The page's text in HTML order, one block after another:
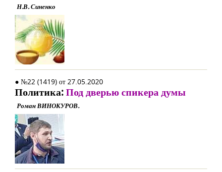
Н.В. Синенко
● №22 (1419) от 27.05.2020
Политика:Под дверью спикера думы
Роман ВИНОКУРОВ.